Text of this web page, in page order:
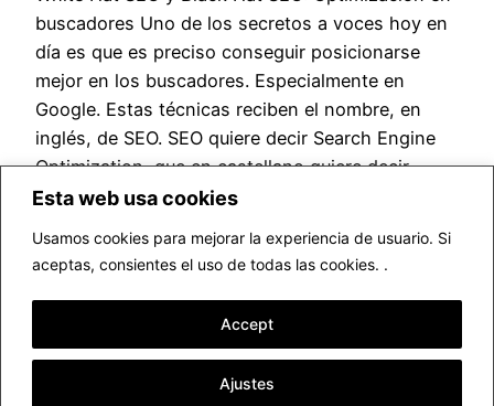
Esta web usa cookies
Usamos cookies para mejorar la experiencia de usuario. Si
aceptas, consientes el uso de todas las cookies. .
Ajustes
Accept
buscadores Uno de los secretos a voces hoy en
día es que es preciso conseguir posicionarse
mejor en los buscadores. Especialmente en
Google. Estas técnicas reciben el nombre, en
inglés, de SEO. SEO quiere decir Search Engine
Optimization, que en castellano quiere decir
Optimización en motores de…